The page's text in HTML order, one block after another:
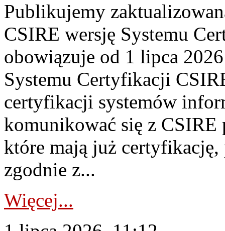
Publikujemy
CSIRE wersję Systemu
obowiązuje od 1 lipca
Systemu Certyfikacji
certyfikacji systemów
komunikować się z
które mają już
zgodnie z...
Więcej...